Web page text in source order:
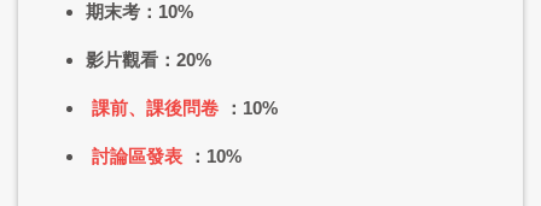
期末考：10%
影片觀看：20%
課前、課後問卷 ：10%
討論區發表 ：10%